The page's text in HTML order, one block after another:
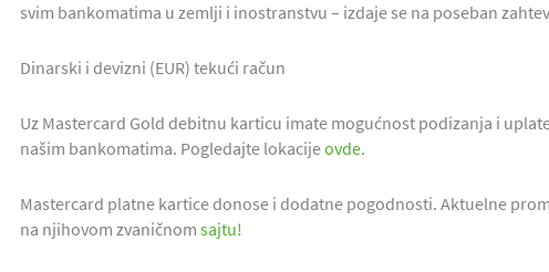
svim bankomatima u zemlji i inostranstvu – izdaje se na poseban
Dinarski i devizni (EUR) tekući račun
Uz Mastercard Gold debitnu karticu imate mogućnost podizanja i
našim bankomatima. Pogledajte lokacijeovde.
Mastercard platne kartice donose i dodatne pogodnosti. Aktuelne
na njihovom zvaničnomsajtu!